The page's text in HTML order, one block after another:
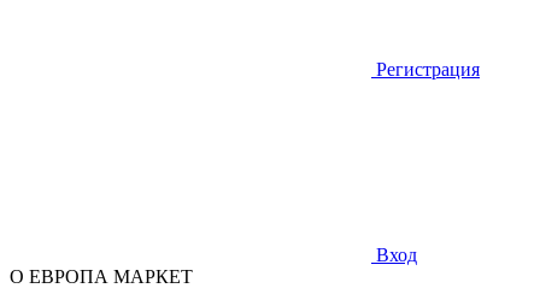
Регистрация
Вход
О ЕВРОПА МАРКЕТ